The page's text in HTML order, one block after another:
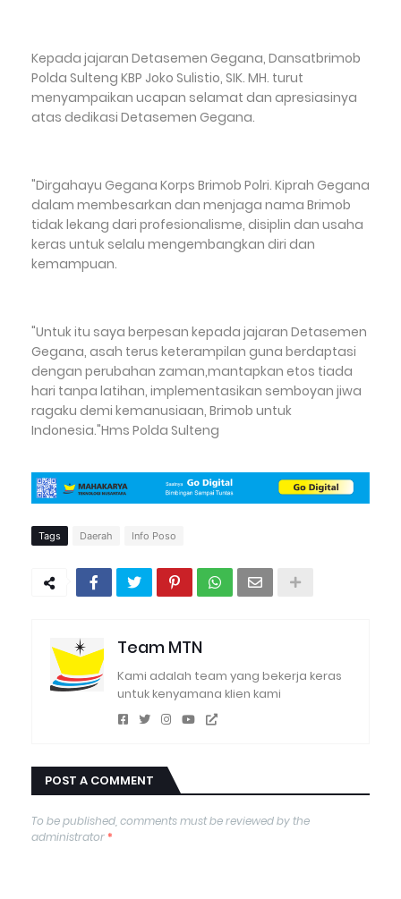
Kepada jajaran Detasemen Gegana, Dansatbrimob
Polda Sulteng KBP Joko Sulistio, SIK. MH. turut
menyampaikan ucapan selamat dan apresiasinya
atas dedikasi Detasemen Gegana.
"Dirgahayu Gegana Korps Brimob Polri. Kiprah Gegana
dalam membesarkan dan menjaga nama Brimob
tidak lekang dari profesionalisme, disiplin dan usaha
keras untuk selalu mengembangkan diri dan
kemampuan.
"Untuk itu saya berpesan kepada jajaran Detasemen
Gegana, asah terus keterampilan guna berdaptasi
dengan perubahan zaman,mantapkan etos tiada
hari tanpa latihan, implementasikan semboyan jiwa
ragaku demi kemanusiaan, Brimob untuk
Indonesia."Hms Polda Sulteng
Tags Daerah Info Poso
Team MTN
Kami adalah team yang bekerja keras
untuk kenyamana klien kami
POST A COMMENT
To be published, comments must be reviewed by the
administrator*